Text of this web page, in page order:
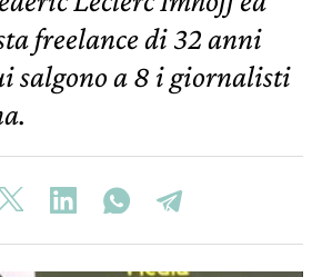
freelance di 32 anni
salgono a 8 i giornalisti